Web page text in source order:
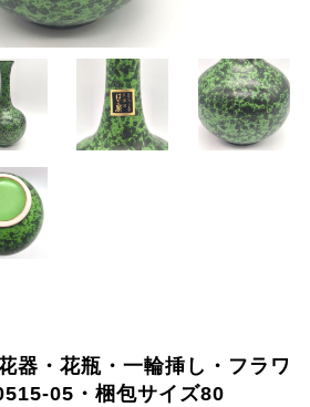
器・花瓶・一輪挿し・フラワ
05・梱包サイズ80